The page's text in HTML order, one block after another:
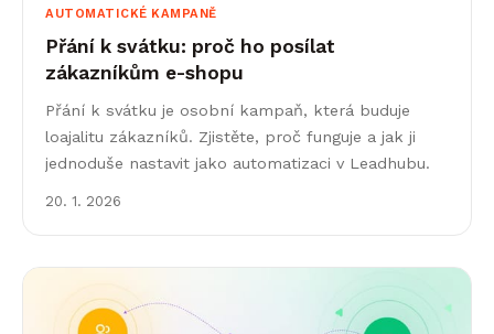
AUTOMATICKÉ KAMPANĚ
Přání k svátku: proč ho posílat
zákazníkům e-shopu
Přání k svátku je osobní kampaň, která buduje
loajalitu zákazníků. Zjistěte, proč funguje a jak ji
jednoduše nastavit jako automatizaci v Leadhubu.
20. 1. 2026